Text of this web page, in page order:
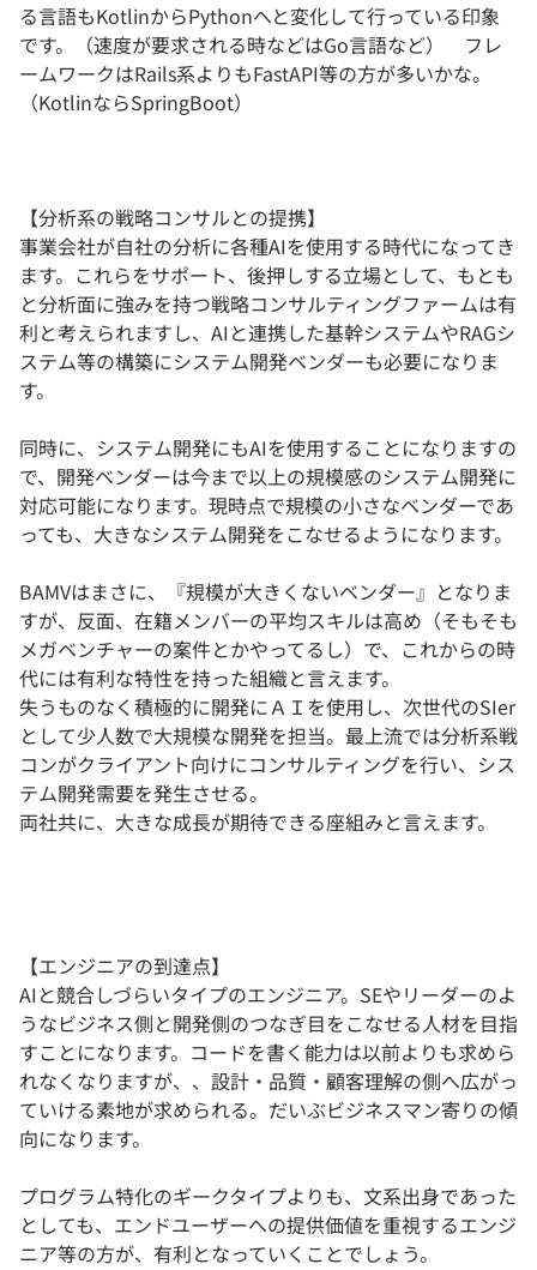
る言語もKotlinからPythonへと変化して行っている印象
です。（速度が要求される時などはGo言語など） フレ
ームワークはRails系よりもFastAPI等の方が多いかな。
（KotlinならSpringBoot）
【分析系の戦略コンサルとの提携】
事業会社が自社の分析に各種AIを使用する時代になってき
ます。これらをサポート、後押しする立場として、もとも
と分析面に強みを持つ戦略コンサルティングファームは有
利と考えられますし、AIと連携した基幹システムやRAGシ
ステム等の構築にシステム開発ベンダーも必要になりま
す。
同時に、システム開発にもAIを使用することになりますの
で、開発ベンダーは今まで以上の規模感のシステム開発に
対応可能になります。現時点で規模の小さなベンダーであ
っても、大きなシステム開発をこなせるようになります。
BAMVはまさに、『規模が大きくないベンダー』となりま
すが、反面、在籍メンバーの平均スキルは高め（そもそも
メガベンチャーの案件とかやってるし）で、これからの時
代には有利な特性を持った組織と言えます。
失うものなく積極的に開発にＡＩを使用し、次世代のSIer
として少人数で大規模な開発を担当。最上流では分析系戦
コンがクライアント向けにコンサルティングを行い、シス
テム開発需要を発生させる。
両社共に、大きな成長が期待できる座組みと言えます。
【エンジニアの到達点】
AIと競合しづらいタイプのエンジニア。SEやリーダーのよ
うなビジネス側と開発側のつなぎ目をこなせる人材を目指
すことになります。コードを書く能力は以前よりも求めら
れなくなりますが、、設計・品質・顧客理解の側へ広がっ
ていける素地が求められる。だいぶビジネスマン寄りの傾
向になります。
プログラム特化のギークタイプよりも、文系出身であった
としても、エンドユーザーへの提供価値を重視するエンジ
ニア等の方が、有利となっていくことでしょう。